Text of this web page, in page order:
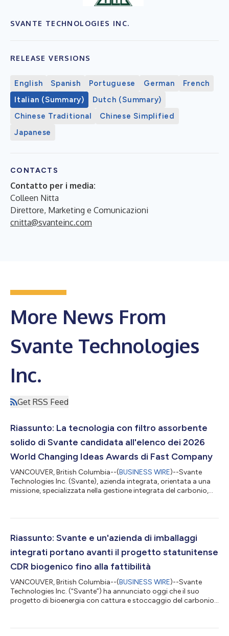
SVANTE TECHNOLOGIES INC.
RELEASE VERSIONS
English Spanish Portuguese German
French
Italian (Summary)
Dutch (Summary)
Chinese Traditional
Chinese Simplified
Japanese
CONTACTS
Contatto per i media:
Colleen Nitta
Direttore, Marketing e Comunicazioni
cnitta@svanteinc.com
More News From
Svante Technologies
Inc.
Get RSS Feed
Riassunto: La tecnologia con filtro assorbente
solido di Svante candidata all'elenco dei 2026
World Changing Ideas Awards di Fast Company
VANCOUVER, British Columbia--(BUSINESS WIRE)--Svante
Technologies Inc. (Svante), azienda integrata, orientata a una
missione, specializzata nella gestione integrata del carbonio,
all'elenco di 2026 World Changing Ideas di Fast Company, uno
che affrontano le sfide in ambito climatico e della sostenibilità.
Riassunto: Svante e un'azienda di imballaggi
integrati portano avanti il progetto statunitense
CDR biogenico fino alla fattibilità
VANCOUVER, British Columbia--(BUSINESS WIRE)--Svante
Technologies Inc. (“Svante”) ha annunciato oggi che il suo
progetto di bioenergia con cattura e stoccaggio del carbonio
collaborazione con un'azienda di imballaggi integrati